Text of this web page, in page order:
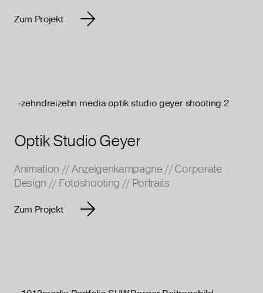
Zum Projekt
Optik Studio Geyer
Animation //Anzeigenkampagne//Corporate
Design // Fotoshooting // Portraits
Zum Projekt